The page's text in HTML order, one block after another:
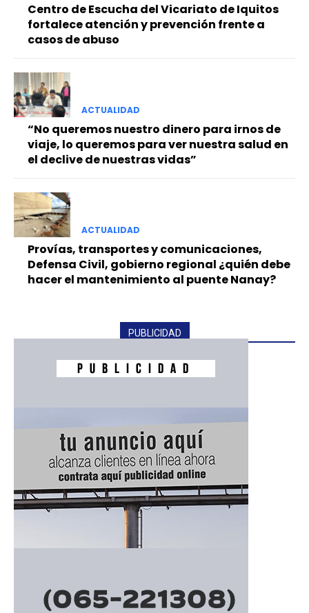
Centro de Escucha del Vicariato de Iquitos
fortalece atención y prevención frente a
casos de abuso
ACTUALIDAD
“No queremos nuestro dinero para irnos de
viaje, lo queremos para ver nuestra salud en
el declive de nuestras vidas”
ACTUALIDAD
Provías, transportes y comunicaciones,
Defensa Civil, gobierno regional ¿quién debe
hacer el mantenimiento al puente Nanay?
PUBLICIDAD